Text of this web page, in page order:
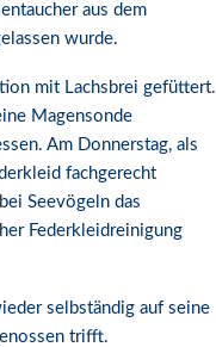
aus dem
wurde.
mit Lachsbrei gefüttert.
Magensonde
Am Donnerstag, als
fachgerecht
Seevögeln das
Federkleidreinigung
selbständig auf seine
trifft.